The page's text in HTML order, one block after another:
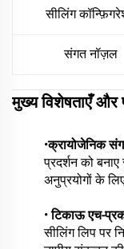
सीलिंग
संगत नॉज़ल
मुख्य विशेषताएँ और
•क्रायोजेनिक
प्रदर्शन को
अनुप्रयोगों के
•टिकाऊ एच-
सीलिंग लिप पर